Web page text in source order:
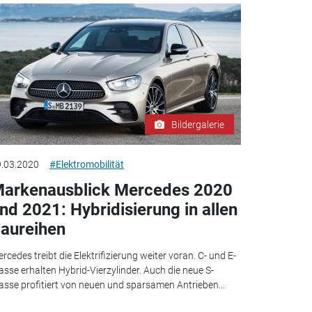
Bildergalerie
#Elektromobilität
Mercedes 2020
2021: Hybridisierung in allen
treibt die Elektrifizierung weiter voran. C- und E-
erhalten Hybrid-Vierzylinder. Auch die neue S-
profitiert von neuen und sparsamen Antrieben...